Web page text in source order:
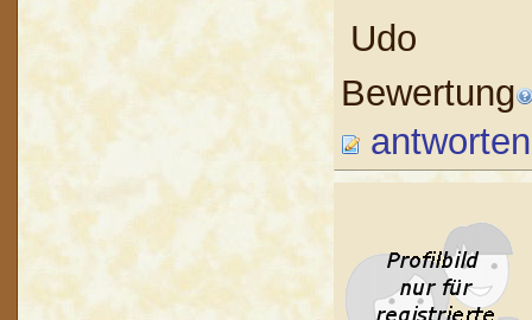
Udo
Bewertung
antworten